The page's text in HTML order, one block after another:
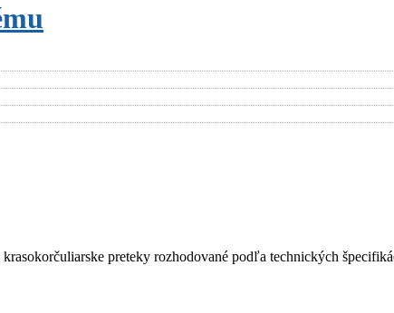
preteky rozhodované podľa technických